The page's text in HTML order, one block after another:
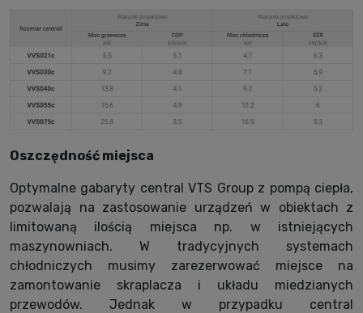
Oszczędność miejsca
Optymalne gabaryty central VTS Group z pompą ciepła,
pozwalają na zastosowanie urządzeń w obiektach z
limitowaną ilością miejsca np. w istniejących
maszynowniach. W tradycyjnych systemach
chłodniczych musimy zarezerwować miejsce na
zamontowanie skraplacza i układu miedzianych
przewodów. Jednak w przypadku central